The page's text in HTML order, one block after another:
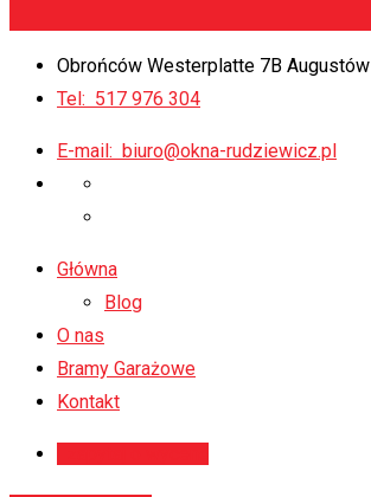
Obrońców Westerplatte 7B Augustów
Tel: 517 976 304
E-mail: biuro@okna-rudziewicz.pl
Główna
Blog
O nas
Bramy Garażowe
Kontakt